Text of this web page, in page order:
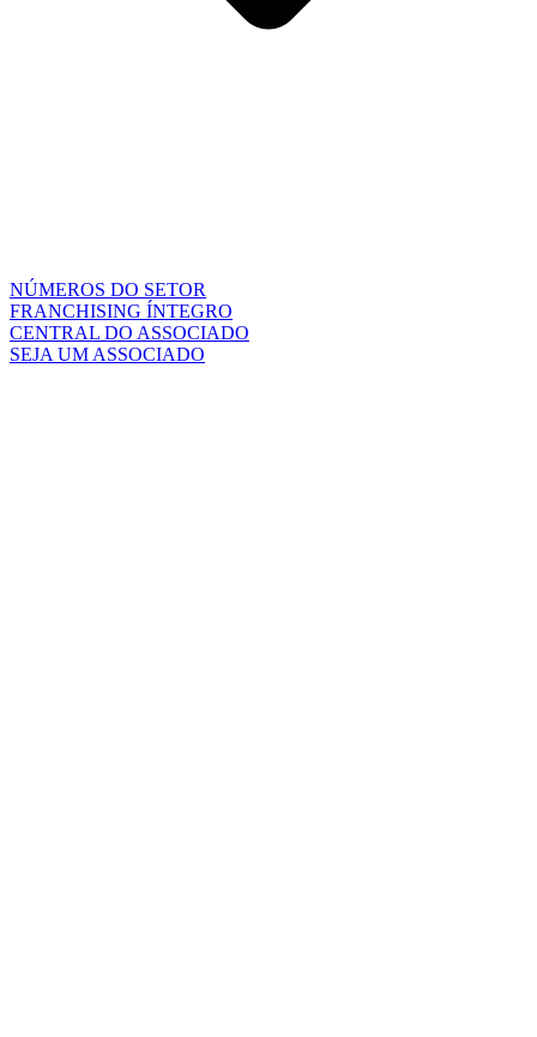
NÚMEROS DO SETOR
FRANCHISING ÍNTEGRO
CENTRAL DO ASSOCIADO
SEJA UM ASSOCIADO